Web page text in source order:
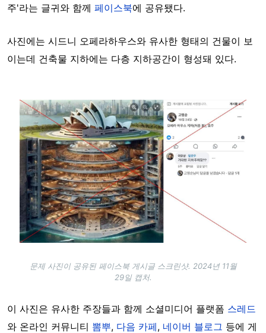
주'라는 글귀와 함께 페이스북에 공유됐다.
사진에는 시드니 오페라하우스와 유사한 형태의 건물이 보
이는데 건축물 지하에는 다층 지하공간이 형성돼 있다.
Image
문제 사진이 공유된 페이스북 게시글 스크린샷. 2024년 11월
29일 캡처.
이 사진은 유사한 주장들과 함께 소셜미디어 플랫폼 스레드
와 온라인 커뮤니티 뽐뿌, 다음 카페, 네이버 블로그 등에 게